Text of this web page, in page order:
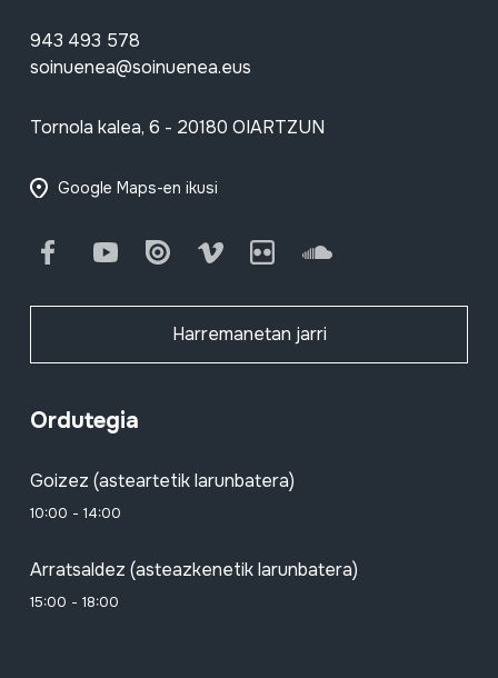
943 493 578
soinuenea@soinuenea.eus
Tornola kalea, 6 - 20180 OIARTZUN
Google Maps-en ikusi
FacebookYoutube Issuu Vimeo Flickr SoundCloud
Harremanetan jarri
Ordutegia
Goizez (asteartetik larunbatera)
10:00 - 14:00
Arratsaldez (asteazkenetik larunbatera)
15:00 - 18:00